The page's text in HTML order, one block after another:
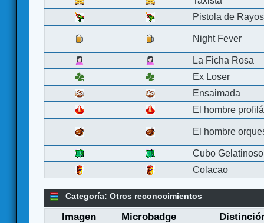
Pistola de Rayos
Night Fever
La Ficha Rosa
Ex Loser
Ensaimada
El hombre
El hombre
Cubo Gelatinoso
Colacao
Categoría: Otros reconocimientos
Imagen Microbadge